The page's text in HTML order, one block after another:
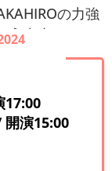
の力強
ます​。
17:00
開演15:00